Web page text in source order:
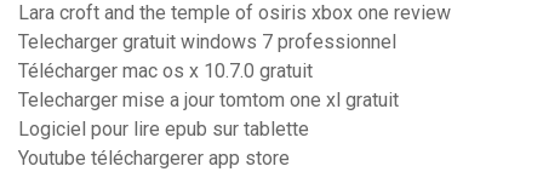
Lara croft and the temple of osiris xbox one review
Telecharger gratuit windows 7 professionnel
Télécharger mac os x 10.7.0 gratuit
Telecharger mise a jour tomtom one xl gratuit
Logiciel pour lire epub sur tablette
Youtube téléchargerer app store